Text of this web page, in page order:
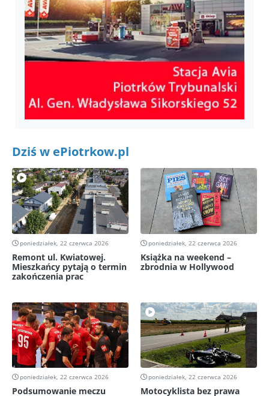
Dziś w ePiotrkow.pl
poniedziałek, 22 czerwca 2026
Remont ul. Kwiatowej.
Mieszkańcy pytają o termin
zakończenia prac
poniedziałek, 22 czerwca 2026
Książka na weekend –
zbrodnia w Hollywood
poniedziałek, 22 czerwca 2026
Podsumowanie meczu
poniedziałek, 22 czerwca 2026
Motocyklista bez prawa